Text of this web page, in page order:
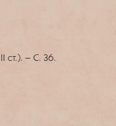
ст.). – С. 36.